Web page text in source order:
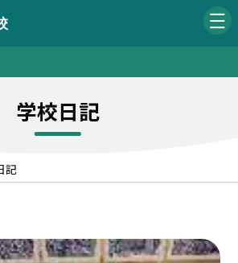
学校日記
記